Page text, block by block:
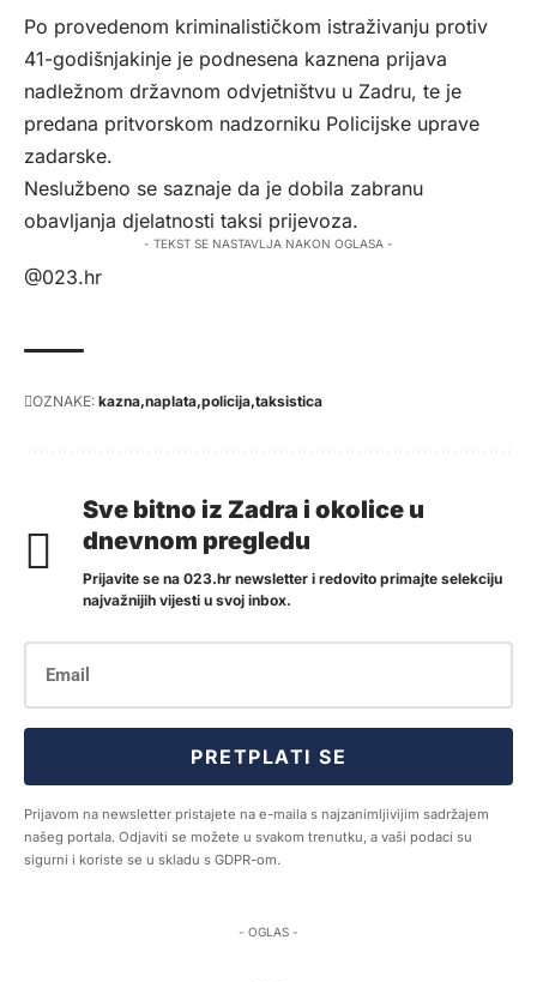
Po provedenom kriminalističkom istraživanju protiv
41-godišnjakinje je podnesena kaznena prijava
nadležnom državnom odvjetništvu u Zadru, te je
predana pritvorskom nadzorniku Policijske uprave
zadarske.
Neslužbeno se saznaje da je dobila zabranu
obavljanja djelatnosti taksi prijevoza.
- TEKST SE NASTAVLJA NAKON OGLASA -
@023.hr
OZNAKE: kazna naplata policija taksistica
Sve bitno iz Zadra i okolice u
dnevnom pregledu
Prijavite se na 023.hr newsletter i redovito primajte selekciju
najvažnijih vijesti u svoj inbox.
PRETPLATI SE
Prijavom na newsletter pristajete na e-maila s najzanimljivijim sadržajem
našeg portala. Odjaviti se možete u svakom trenutku, a vaši podaci su
sigurni i koriste se u skladu s GDPR-om.
- OGLAS -